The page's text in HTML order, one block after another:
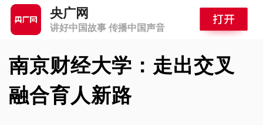
央广网
讲好中国故事 传播中国声音
南京财经大学：走出交叉
融合育人新路